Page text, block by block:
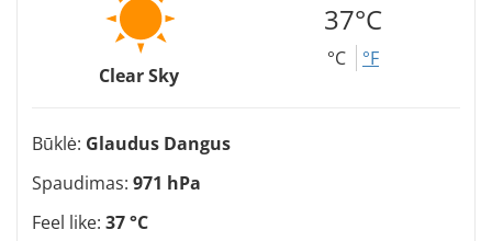
Clear Sky
37°C
°C °F
Būklė: Glaudus Dangus
Spaudimas: 971 hPa
Feel like: 37 °C